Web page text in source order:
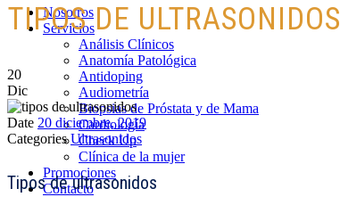
Nosotros
Servicios
Análisis Clínicos
Anatomía Patológica
Antidoping
Audiometría
Biopsias de Próstata y de Mama
Cardiología
Check Up
Clínica de la mujer
Promociones
Contacto
TIPOS DE ULTRASONIDOS
20
Dic
Date 20 diciembre, 2019
CategoriesUltrasonidos
Tipos de ultrasonidos